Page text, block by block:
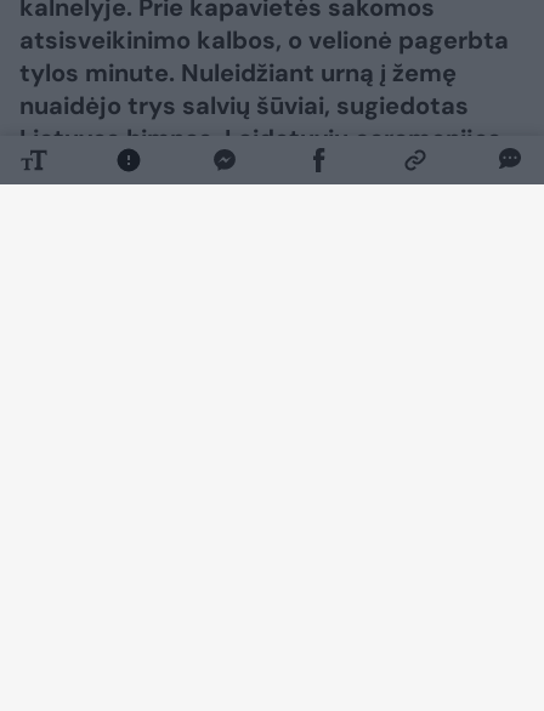
kalnelyje. Prie kapavietės sakomos
atsisveikinimo kalbos, o velionė pagerbta
tylos minute. Nuleidžiant urną į žemę
nuaidėjo trys salvių šūviai, sugiedotas
Lietuvos himnas. Laidotuvių ceremonijos
metu velionės artimiesiems taip pat